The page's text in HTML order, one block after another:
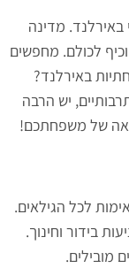
מדינה
לכולם. מחפשים
באירלנד?
יש הרבה
של משפחתכם!
לכל הגילאים.
בידור וחינוך.
מובילים.